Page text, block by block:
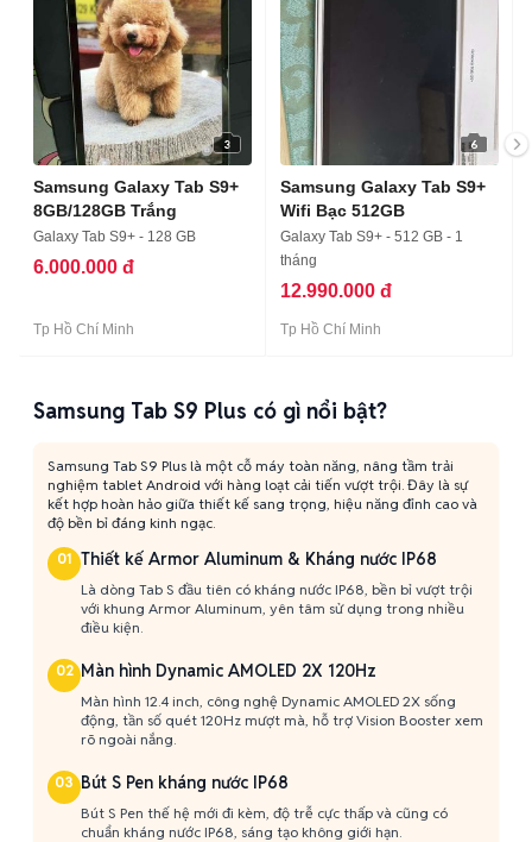
3
Samsung Galaxy Tab S9+
8GB/128GB Trắng
Galaxy Tab S9+ - 128 GB
6.000.000 đ
Tp Hồ Chí Minh
6
Samsung Galaxy Tab S9+
Wifi Bạc 512GB
Galaxy Tab S9+ - 512 GB - 1
tháng
12.990.000 đ
Tp Hồ Chí Minh
Samsung Tab S9 Plus có gì nổi bật?
Samsung Tab S9 Plus là một cỗ máy toàn năng, nâng tầm trải
nghiệm tablet Android với hàng loạt cải tiến vượt trội. Đây là sự
kết hợp hoàn hảo giữa thiết kế sang trọng, hiệu năng đỉnh cao và
độ bền bỉ đáng kinh ngạc.
01 Thiết kế Armor Aluminum & Kháng nước IP68
Là dòng Tab S đầu tiên có kháng nước IP68, bền bỉ vượt trội
với khung Armor Aluminum, yên tâm sử dụng trong nhiều
điều kiện.
02 Màn hình Dynamic AMOLED 2X 120Hz
Màn hình 12.4 inch, công nghệ Dynamic AMOLED 2X sống
động, tần số quét 120Hz mượt mà, hỗ trợ Vision Booster xem
rõ ngoài nắng.
03 Bút S Pen kháng nước IP68
Bút S Pen thế hệ mới đi kèm, độ trễ cực thấp và cũng có
chuẩn kháng nước IP68, sáng tạo không giới hạn.